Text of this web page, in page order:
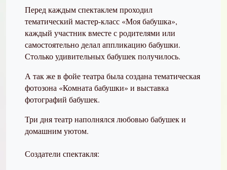
Перед каждым спектаклем проходил
тематический мастер-класс «Моя бабушка»,
каждый участник вместе с родителями или
самостоятельно делал аппликацию бабушки.
Столько удивительных бабушек получилось.
А так же в фойе театра была создана тематическая
фотозона «Комната бабушки» и выставка
фотографий бабушек.
Три дня театр наполнялся любовью бабушек и
домашним уютом.
Создатели спектакля: